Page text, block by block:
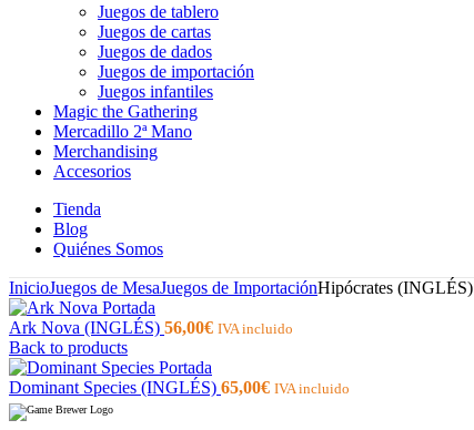
Juegos de tablero
Juegos de cartas
Juegos de dados
Juegos de importación
Juegos infantiles
Magic the Gathering
Mercadillo 2ª Mano
Merchandising
Accesorios
Tienda
Blog
Quiénes Somos
InicioJuegos de MesaJuegos de ImportaciónHipócrates (INGLÉS)
Ark Nova (INGLÉS) 56,00€ IVA incluido
Back to products
Dominant Species (INGLÉS) 65,00€ IVA incluido